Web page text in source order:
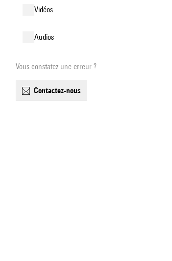
vidéos
audios
Vous constatez une erreur ?
contactez-nous